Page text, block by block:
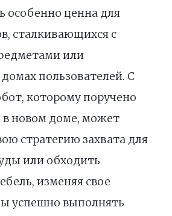
особенно ценна для
сталкивающихся с
или
пользователей. С
которому поручено
в новом доме, может
стратегию захвата для
или обходить
изменяя свое
успешно выполнять